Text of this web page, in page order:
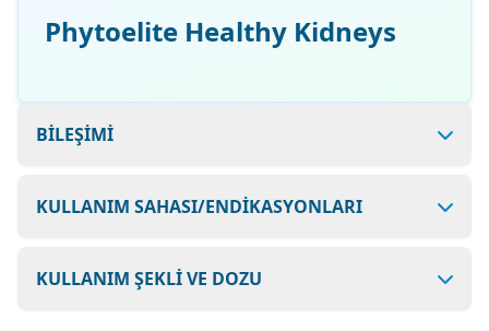
Phytoelite Healthy Kidneys
BİLEŞİMİ
KULLANIM SAHASI/ENDİKASYONLARI
KULLANIM ŞEKLİ VE DOZU